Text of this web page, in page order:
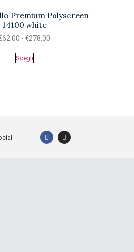
Premium Polyscreen
14100 white
62.00 - €278.00
Scegli